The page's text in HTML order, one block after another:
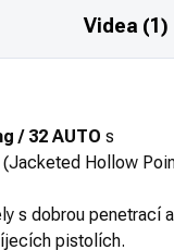
Videa (1)
/ 32 AUTO s
(Jacketed Hollow
s dobrou penetrací a
pistolích.